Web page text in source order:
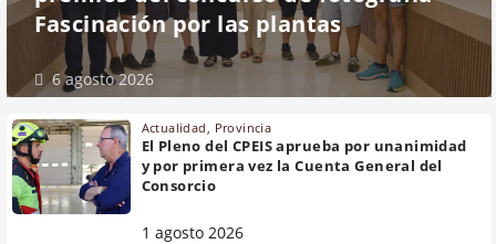
Fascinación por las plantas
6 agosto 2026
Actualidad, Provincia
El Pleno del CPEIS aprueba por unanimidad
y por primera vez la Cuenta General del
Consorcio
1 agosto 2026